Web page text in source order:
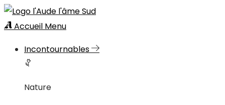
Accueil Menu
Incontournables
Nature